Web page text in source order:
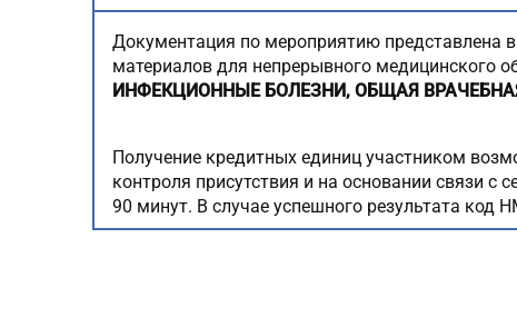
Документация по мероприятию представлена
материалов для непрерывного медицинского
ИНФЕКЦИОННЫЕ БОЛЕЗНИ, ОБЩАЯ
Получение кредитных единиц участником
контроля присутствия и на основании связи с
90 минут. В случае успешного результата код